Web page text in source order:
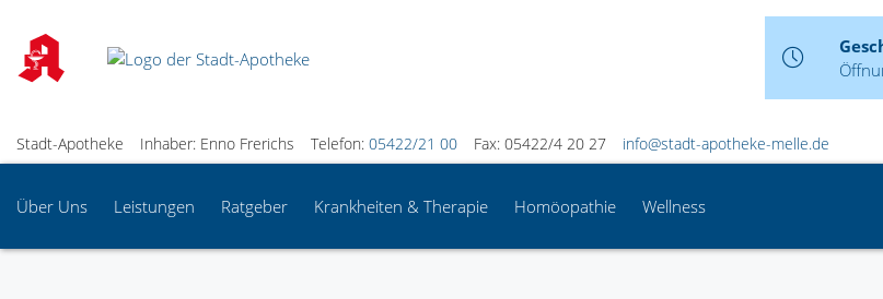
Stadt-Apotheke Inhaber: Enno Frerichs Telefon: 05422/21 00 Fax: 05422/4 20 27 info@stadt-apotheke-melle.de
Über Uns Leistungen Ratgeber Krankheiten & Therapie Homöopathie Wellness